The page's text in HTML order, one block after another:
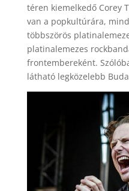
téren kiemelkedő Corey
van a popkultúrára,
többszörös
platinalemezes
frontembereként.
látható legközelebb